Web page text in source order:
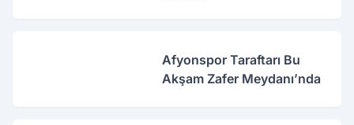
Afyonspor Taraftarı Bu
Akşam Zafer Meydanı’nda